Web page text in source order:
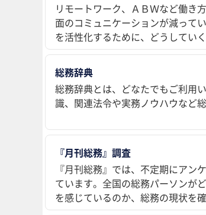
リモートワーク、ＡＢＷなど働き
面のコミュニケーションが減って
を活性化するために、どうしてい
総務辞典
総務辞典とは、どなたでもご利用
識、関連法令や実務ノウハウなど
『月刊総務』調査
『月刊総務』では、不定期にアン
ています。全国の総務パーソンが
を感じているのか、総務の現状を